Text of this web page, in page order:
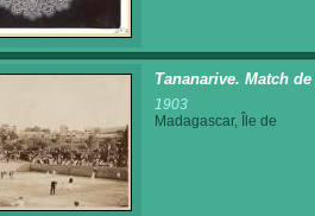
Tananarive. Match
1903
Madagascar, Île de